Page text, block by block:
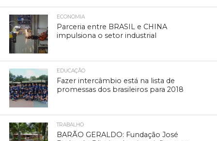
ECONOMIA
Parceria entre BRASIL e CHINA
impulsiona o setor industrial
EDUCAÇÃO
Fazer intercâmbio está na lista de
promessas dos brasileiros para 2018
TRABALHO
BARÃO GERALDO: Fundação José